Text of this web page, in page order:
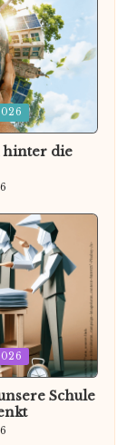
hinter die
Schule